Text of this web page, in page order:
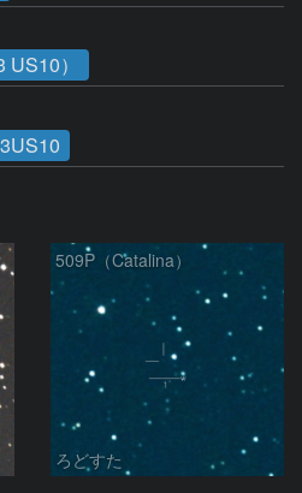
）
509P（Catalina）
ろどすた